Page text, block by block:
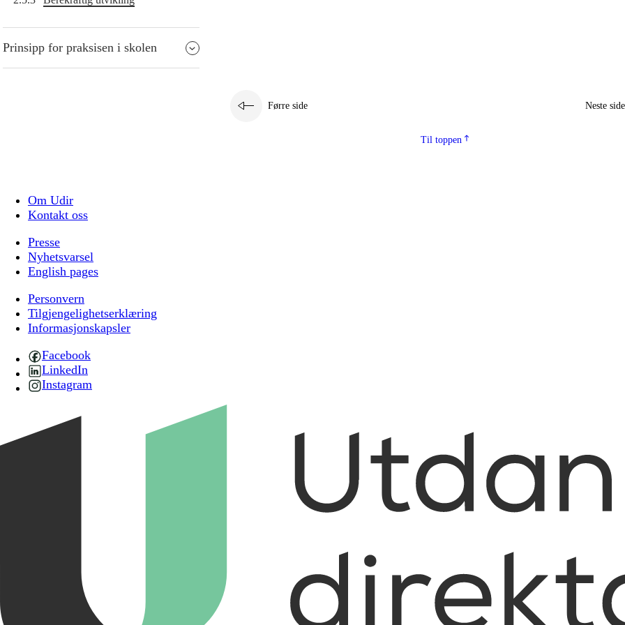
Prinsipp for praksisen i skolen
Førre side Neste side
Til toppen
Om Udir
Kontakt oss
Presse
Nyhetsvarsel
English pages
Personvern
Tilgjengelighetserklæring
Informasjonskapsler
Facebook
LinkedIn
Instagram